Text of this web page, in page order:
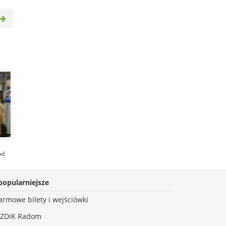
bilety i wejściówki
Radom